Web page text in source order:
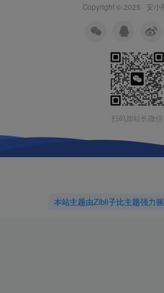
Copyright © 2025 · 安小
扫码加站长微信
本站主题由Zibll子比主题强力